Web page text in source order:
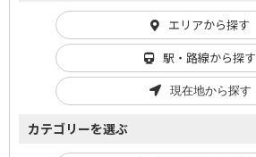
エリアから探す
駅・路線から探す
現在地から探す
カテゴリーを選ぶ